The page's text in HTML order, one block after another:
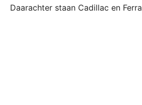
Daarachter staan Cadillac en